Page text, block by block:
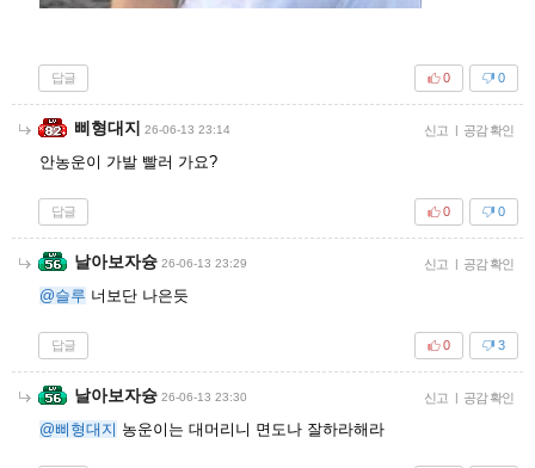
답글 0
0
삐형대지 26-06-13 23:14 신고 | 공감 확인
안농운이 가발 빨러 가요?
답글 0
0
날아보자슝 26-06-13 23:29 신고 | 공감 확인
@슬루 너보단 나은듯
답글 3
0
날아보자슝 26-06-13 23:30 신고 | 공감 확인
@삐형대지 농운이는 대머리니 면도나 잘하라해라